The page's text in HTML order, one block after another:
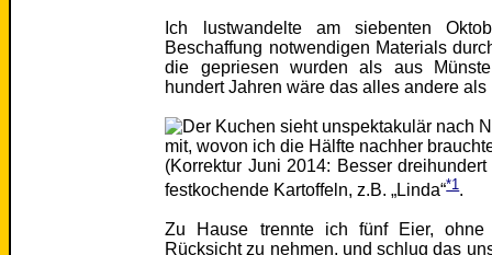
Ich lustwandelte am siebenten
Beschaffung notwendigen Materials
die gepriesen wurden als aus
hundert Jahren wäre das alles andere
mit, wovon ich die Hälfte nachher
(Korrektur Juni 2014: Besser
festkochende Kartoffeln, z.B. „Linda“*1.
Zu Hause trennte ich fünf Eier, ohne
Rücksicht zu nehmen, und schlug das